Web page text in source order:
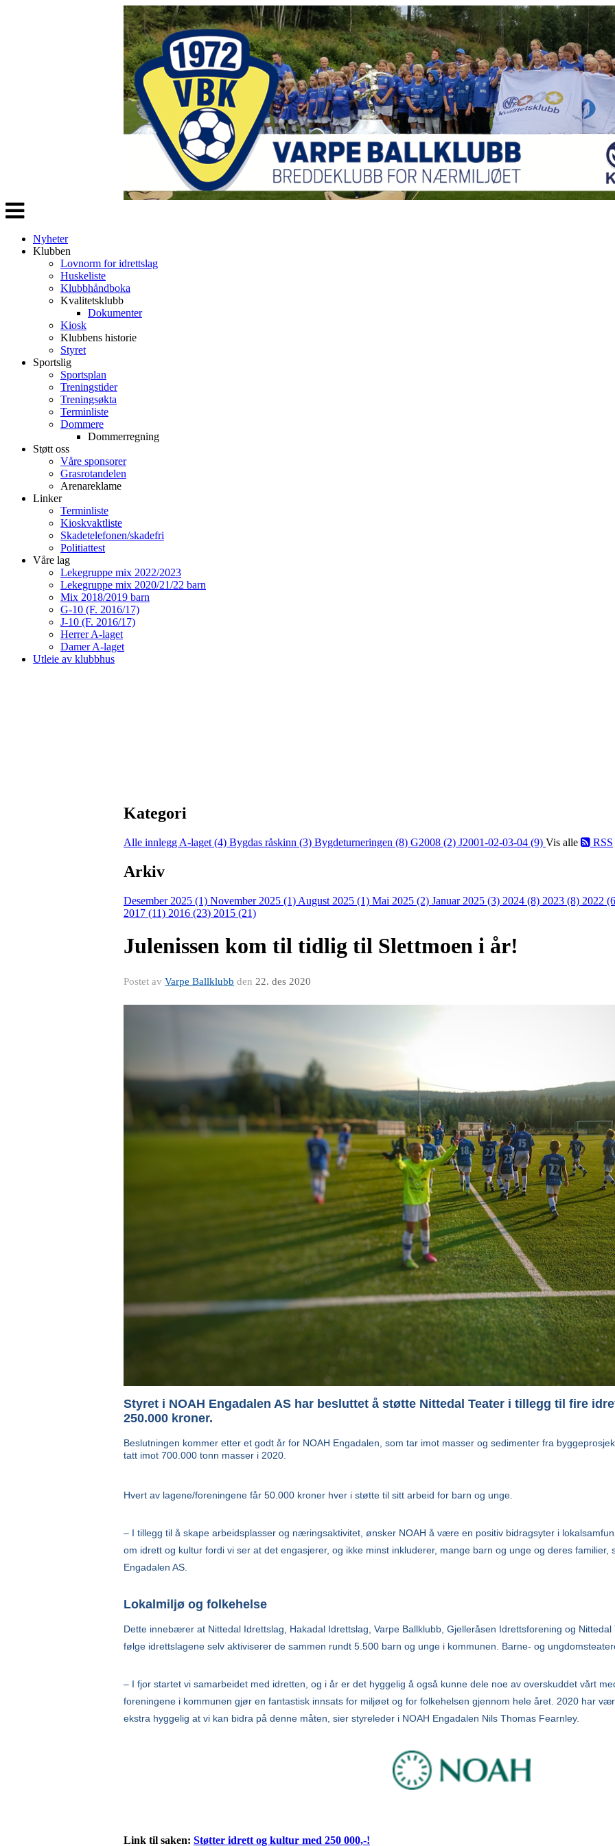
Veksle
navigasjon
Nyheter
Klubben
Lovnorm for idrettslag
Huskeliste
Klubbhåndboka
Kvalitetsklubb
Dokumenter
Kiosk
Klubbens historie
Styret
Sportslig
Sportsplan
Treningstider
Treningsøkta
Terminliste
Dommere
Dommerregning
Støtt oss
Våre sponsorer
Grasrotandelen
Arenareklame
Linker
Terminliste
Kioskvaktliste
Skadetelefonen/skadefri
Politiattest
Våre lag
Lekegruppe mix 2022/2023
Lekegruppe mix 2020/21/22 barn
Mix 2018/2019 barn
G-10 (F. 2016/17)
J-10 (F. 2016/17)
Herrer A-laget
Damer A-laget
Utleie av klubbhus
Kategori
Alle innlegg A-laget (4) Bygdas råskinn (3) Bygdeturneringen (8) G2008 (2) J2001-02-03-04 (9) Vis alle RSS
Arkiv
Desember 2025 (1) November 2025 (1) August 2025 (1) Mai 2025 (2) Januar 2025 (3) 2024 (8) 2023 (8) 2022
2017 (11) 2016 (23) 2015 (21)
Julenissen kom til tidlig til Slettmoen i år!
Postet av Varpe Ballklubb den 22. des 2020
Styret i NOAH Engadalen AS har besluttet å støtte Nittedal Teater i tillegg til fire
250.000 kroner.
Beslutningen kommer etter et godt år for NOAH Engadalen, som tar imot masser og sedimenter fra
tatt imot 700.000 tonn masser i 2020.
Hvert av lagene/foreningene får 50.000 kroner hver i støtte til sitt arbeid for barn og unge.
– I tillegg til å skape arbeidsplasser og næringsaktivitet, ønsker NOAH å være en positiv bidragsyter i
om idrett og kultur fordi vi ser at det engasjerer, og ikke minst inkluderer, mange barn og unge og deres familier,
Engadalen AS.
Lokalmiljø og folkehelse
Dette innebærer at Nittedal Idrettslag, Hakadal Idrettslag, Varpe Ballklubb, Gjelleråsen Idrettsforening og
følge idrettslagene selv aktiviserer de sammen rundt 5.500 barn og unge i kommunen. Barne- og
– I fjor startet vi samarbeidet med idretten, og i år er det hyggelig å også kunne dele noe av overskuddet vårt
foreningene i kommunen gjør en fantastisk innsats for miljøet og for folkehelsen gjennom hele året. 2020 har
ekstra hyggelig at vi kan bidra på denne måten, sier styreleder i NOAH Engadalen Nils Thomas Fearnley.
Link til saken: Støtter idrett og kultur med 250 000,-!